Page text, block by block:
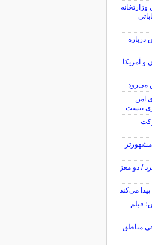
درباره
و آمریکا
می‌رود
امن
نیست
/ دو مغز
می‌کند
فیلم
مناطق